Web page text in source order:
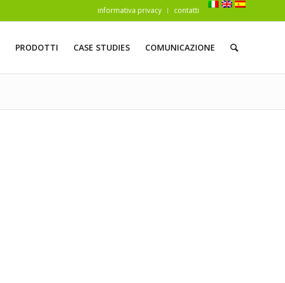
informativa privacy contatti
PRODOTTI CASE STUDIES COMUNICAZIONE